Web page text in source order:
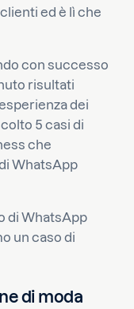
ed è lì che
con successo
risultati
dei
5 casi di
che
WhatsApp
di WhatsApp
un caso di
di moda